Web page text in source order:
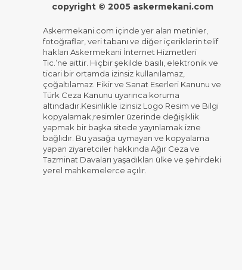
copyright © 2005 askermekani.com
Askermekani.com içinde yer alan metinler,
fotoğraflar, veri tabanı ve diğer içeriklerin telif
hakları Askermekani İnternet Hizmetleri
Tic.’ne aittir. Hiçbir şekilde basılı, elektronik ve
ticari bir ortamda izinsiz kullanılamaz,
çoğaltılamaz. Fikir ve Sanat Eserleri Kanunu ve
Türk Ceza Kanunu uyarınca koruma
altındadır.Kesinlikle izinsiz Logo Resim ve Bilgi
kopyalamak,resimler üzerinde değişiklik
yapmak bir başka sitede yayınlamak izne
bağlıdır. Bu yasağa uymayan ve kopyalama
yapan ziyaretciler hakkında Ağır Ceza ve
Tazminat Davaları yaşadıkları ülke ve şehirdeki
yerel mahkemelerce açılır.